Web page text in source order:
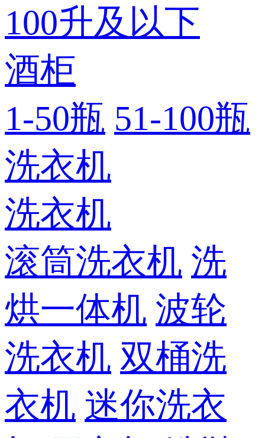
100升及以下
酒柜
1-50瓶 51-100瓶
洗衣机
洗衣机
滚筒洗衣机 洗
烘一体机 波轮
洗衣机 双桶洗
衣机 迷你洗衣